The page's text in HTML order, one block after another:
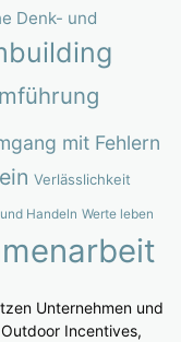
Denk- und
mit Fehlern
Verlässlichkeit
Handeln Werte leben
Unternehmen und
Incentives,